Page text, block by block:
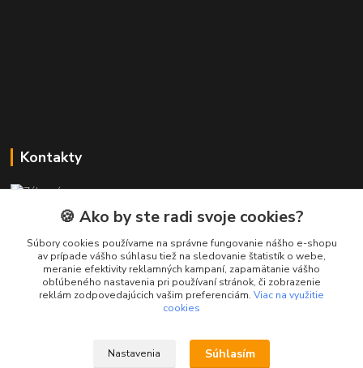
Kontakty
+421 911 010 560
Po-Pia, 13-17 hod.
info@presmartfon.sk
🍪 Ako by ste radi svoje cookies?
Súbory cookies používame na správne fungovanie nášho e-shopu
av prípade vášho súhlasu tiež na sledovanie štatistík o webe,
meranie efektivity reklamných kampaní, zapamätanie vášho
obľúbeného nastavenia pri používaní stránok, či zobrazenie
reklám zodpovedajúcich vašim preferenciám. Viac na využitie
cookies
Nastavenia Súhlasím